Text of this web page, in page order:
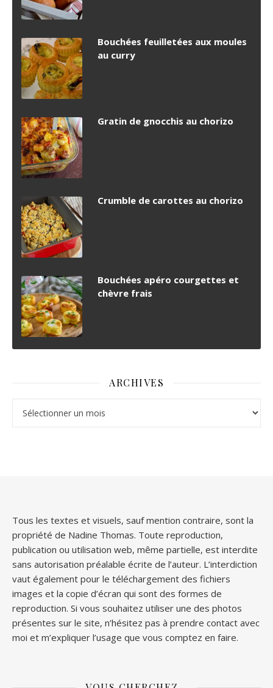
Bouchées feuilletées aux moules
au curry
Gratin de gnocchis au chorizo
Crumble de carottes au chorizo
Bouchées apéro courgettes et
chèvre frais
ARCHIVES
Tous les textes et visuels, sauf mention contraire, sont la
propriété de Nadine Thomas. Toute reproduction,
publication ou utilisation web, même partielle, est interdite
sans autorisation préalable écrite de l’auteur. L’interdiction
vaut également pour le téléchargement des fichiers
images et la copie d’écran qui sont des formes de
reproduction. Si vous souhaitez utiliser une des photos
présentes sur le site, n’hésitez pas à prendre contact avec
moi et m’expliquer l’usage que vous comptez en faire.